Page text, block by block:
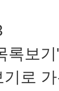
록보
기로